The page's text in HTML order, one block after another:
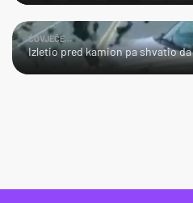
ČOVJEČE...
Izletio pred kamion pa shvatio